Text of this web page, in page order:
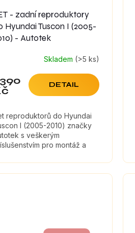
- zadní reproduktory
Hyundai Tuscon I (2005-
- Autotek
Skladem (>5 ks)
390
DETAIL
reproduktorů do Hyundai
I (2005-2010) značky
s veškerým
pro montáž a
zefektivní zvuk